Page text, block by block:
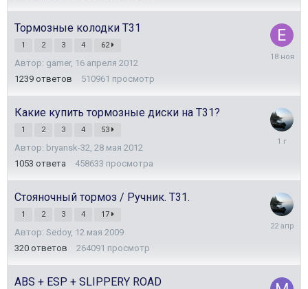
Тормозные колодки Т31
1 2 3 4 62
Автор: gamer, 16 апреля 2012
1239 ответов 510961 просмотр
18
Какие купить тормозные диски на Т31?
1 2 3 4 53
Автор: bryansk-32 28 мая 2012
1053 ответа 458633 просмотра
Стояночный тормоз / Ручник. Т31.
1 2 3 4 17
Автор: Sedoy, 12 мая 2009
320 ответов 264091 просмотр
22
ABS + ESP + SLIPPERY ROAD